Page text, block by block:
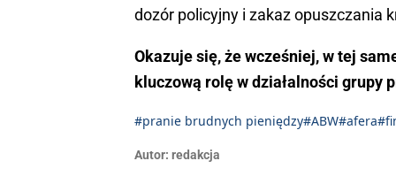
dozór policyjny i zakaz opuszczania
Okazuje się, że wcześniej, w tej
kluczową rolę w działalności grupy
#pranie brudnych pieniędzy#ABW#afera
Autor: redakcja